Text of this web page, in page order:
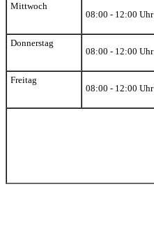
Mittwoch
08:00 - 12:00 Uhr
Donnerstag
08:00 - 12:00 Uhr
Freitag
08:00 - 12:00 Uhr